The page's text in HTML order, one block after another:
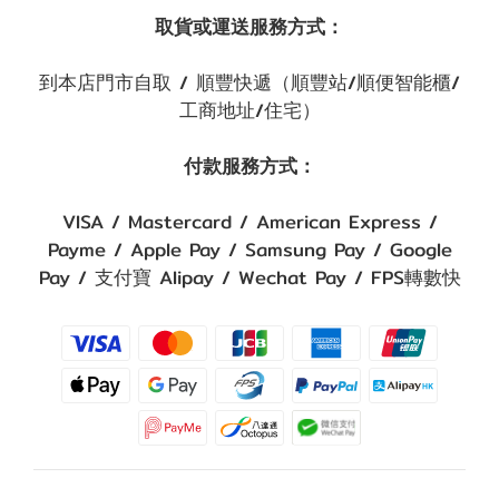
取貨或運送服務方式：
到本店門市自取 / 順豐快遞（順豐站/順便智能櫃/
工商地址/住宅）
付款服務方式：
VISA / Mastercard / American Express /
Payme / Apple Pay / Samsung Pay / Google
Pay / 支付寶 Alipay / Wechat Pay / FPS轉數快